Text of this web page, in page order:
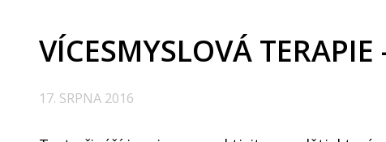
VÍCESMYSLOVÁ
17. SRPNA 2016